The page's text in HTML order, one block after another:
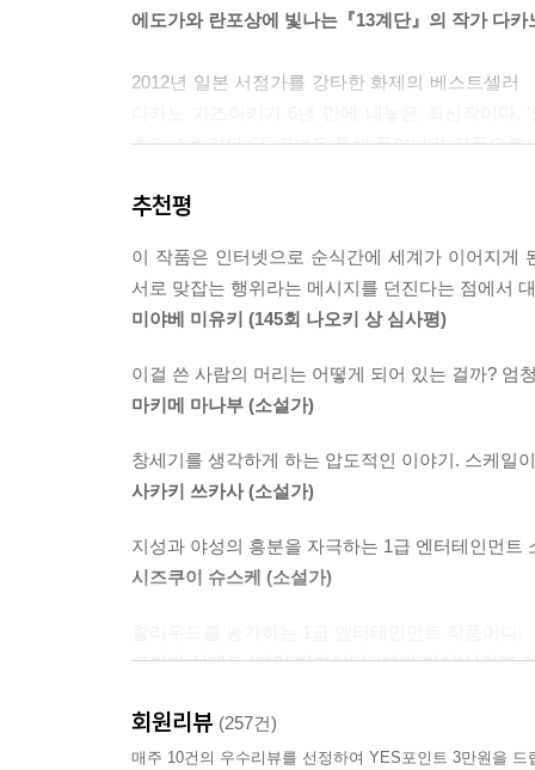
에도가와 란포상에 빛나는『13계단』의 작가 다
2012년 일본 서점가를 강타한 화제의 베스트셀러
추리 스릴러와 SF 기법을 통해 풀어나간 작품으로
불러일으킨 작품이기도 하다. 실제로 일본 최대
차지한다. 그러나 미국 유학생 시절 친하게 지내
출판사와의 인터뷰에서 “이 이야기를 쓰면서
일본인의 과거에만 눈을 감을 수는 없었다. 그렇
논쟁에도 불구하고 단기간에 수십만 부의 판매고
미스터리 베스트 1위, 일본 추리작가협회상, 야마
겐토는 할아버지가 말하는 ‘조센징’을 ‘조선반
의미하는 단어에 어쩐지 경멸적인 뉘앙스가 섞
그로부터 얼마 지나서 겐토는 일본인이 저지른
콩고/일본/미국을 넘나들며 인류사의 어두운 단면
추천평
이 작품은 인터넷으로 순식간에 세계가 이어지게
서로 맞잡는 행위라는 메시지를 던진다는 점에서
미야베 미유키 (145회 나오키 상 심사평)
이걸 쓴 사람의 머리는 어떻게 되어 있는 걸까? 엄
마키메 마나부 (소설가)
창세기를 생각하게 하는 압도적인 이야기. 스케일
사카키 쓰카사 (소설가)
지성과 야성의 흥분을 자극하는 1급 엔터테인먼트
시즈쿠이 슈스케 (소설가)
고지마 히데오 (게임 디자이너, ‘메탈 기어’시리즈
회원리뷰 (257건)
매주 10건의 우수리뷰를 선정하여 YES포인트 3만원을 드